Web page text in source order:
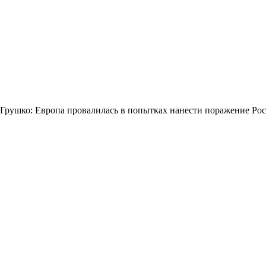
Грушко: Европа провалилась в попытках нанести поражение